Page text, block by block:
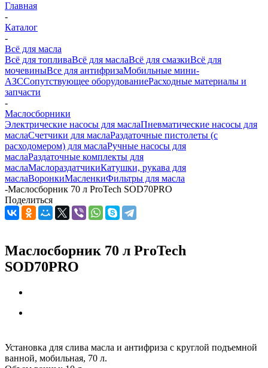
Главная
-
Каталог
-
Всё для масла
Всё для топливаВсё для маслаВсё для смазкиВсё для
мочевиныВсе для антифризаМобильные мини-
АЗССопутствующее оборудованиеРасходные материалы и
запчасти
-
Маслосборники
Электрические насосы для маслаПневматические насосы для
маслаСчетчики для маслаРаздаточные пистолеты (с
расходомером) для маслаРучные насосы для
маслаРаздаточные комплекты для
маслаМаслораздатчикиКатушки, рукава для
маслаВоронкиМасленкиФильтры для масла
-Маслосборник 70 л ProTech SOD70PRO
Поделиться
Маслосборник 70 л ProTech
SOD70PRO
Установка для слива масла и антифриза с круглой подъемной
ванной, мобильная, 70 л.